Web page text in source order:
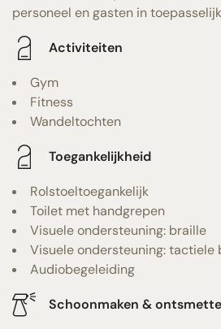
personeel en gasten in
Activiteiten
Gym
Fitness
Wandeltochten
Toegankelijkheid
Rolstoeltoegankelijk
Toilet met handgrepen
Visuele ondersteuning: braille
Visuele ondersteuning: tactiele
Audiobegeleiding
Schoonmaken &